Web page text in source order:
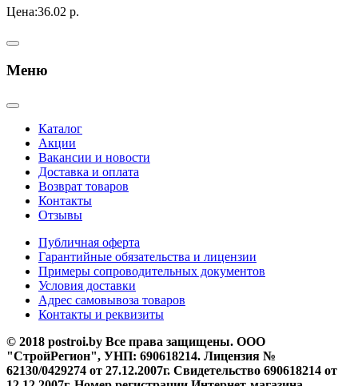
Цена:36.02 р.
Меню
Каталог
Акции
Вакансии и новости
Доставка и оплата
Возврат товаров
Контакты
Отзывы
Публичная оферта
Гарантийные обязательства и лицензии
Примеры сопроводительных документов
Условия доставки
Адрес самовывоза товаров
Контакты и реквизиты
© 2018 postroi.by Все права защищены. ООО
"СтройРегион", УНП: 690618214. Лицензия №
62130/0429274 от 27.12.2007г. Свидетельство 690618214 от